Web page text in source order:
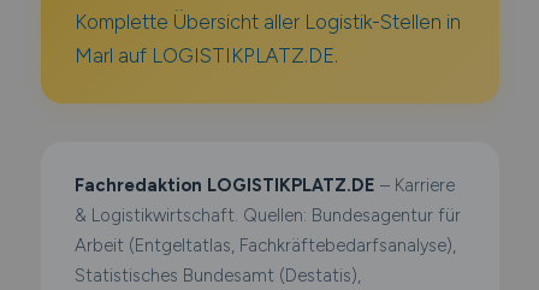
Komplette Übersicht aller Logistik-Stellen in
Marl auf LOGISTIKPLATZ.DE.
Fachredaktion LOGISTIKPLATZ.DE – Karriere
& Logistikwirtschaft. Quellen: Bundesagentur für
Arbeit (Entgeltatlas, Fachkräftebedarfsanalyse),
Statistisches Bundesamt (Destatis),